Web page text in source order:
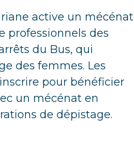
active un mécénat
professionnels des
du Bus, qui
des femmes. Les
pour bénéficier
un mécénat en
de dépistage.